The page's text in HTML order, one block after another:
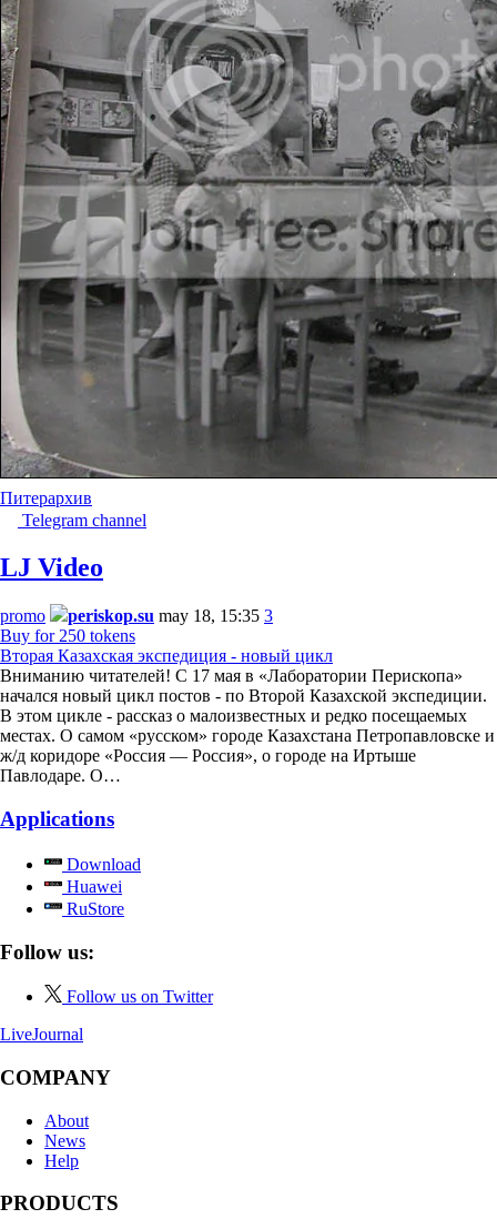
Питерархив
Telegram channel
LJ Video
promo periskop.su may 18, 15:35 3
Buy for 250 tokens
Вторая Казахская экспедиция - новый цикл
Вниманию читателей! С 17 мая в «Лаборатории Перископа»
начался новый цикл постов - по Второй Казахской экспедиции.
В этом цикле - рассказ о малоизвестных и редко посещаемых
местах. О самом «русском» городе Казахстана Петропавловске и
ж/д коридоре «Россия — Россия», о городе на Иртыше
Павлодаре. О…
Applications
Download
Huawei
RuStore
Follow us:
Follow us on Twitter
LiveJournal
COMPANY
About
News
Help
PRODUCTS